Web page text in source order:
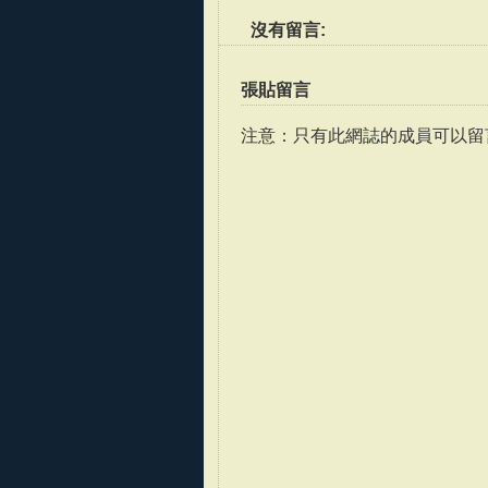
沒有留言:
張貼留言
注意：只有此網誌的成員可以